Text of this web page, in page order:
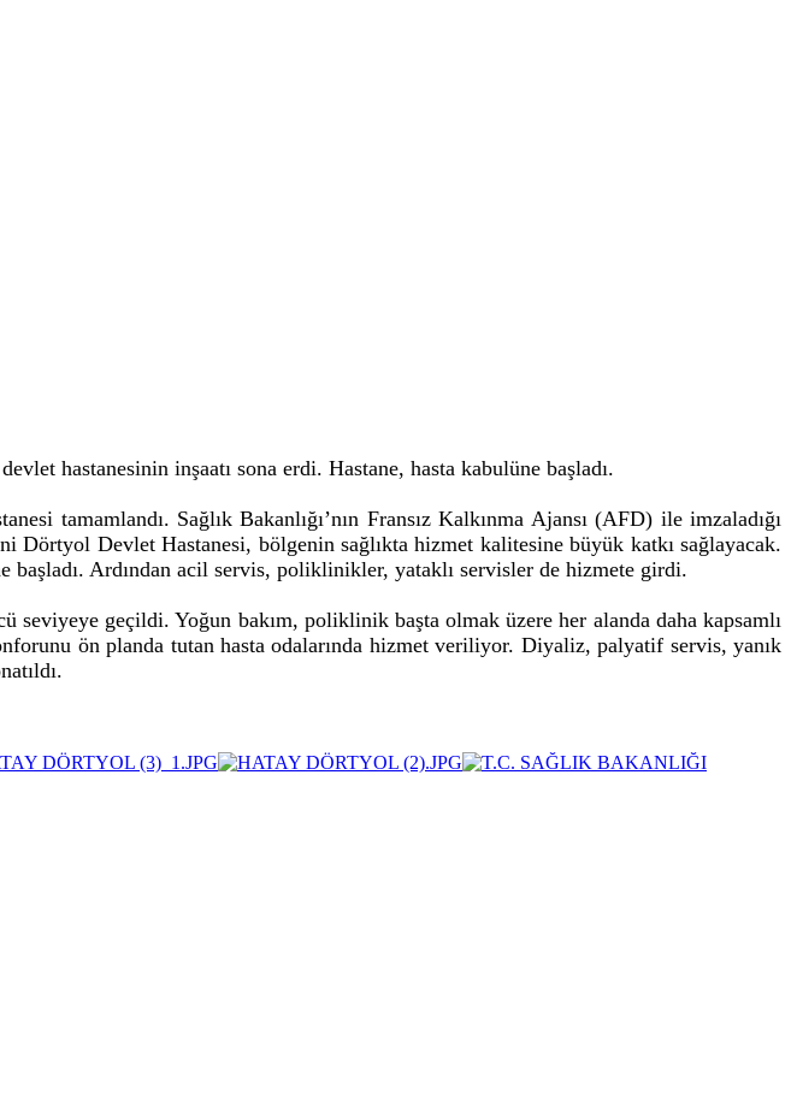
hastanesinin inşaatı sona erdi. Hastane, hasta kabulüne başladı.
tamamlandı. Sağlık Bakanlığı’nın Fransız Kalkınma Ajansı (AFD) ile imzaladığı
Dörtyol Devlet Hastanesi, bölgenin sağlıkta hizmet kalitesine büyük katkı sağlayacak.
Ardından acil servis, poliklinikler, yataklı servisler de hizmete girdi.
geçildi. Yoğun bakım, poliklinik başta olmak üzere her alanda daha kapsamlı
ön planda tutan hasta odalarında hizmet veriliyor. Diyaliz, palyatif servis, yanık